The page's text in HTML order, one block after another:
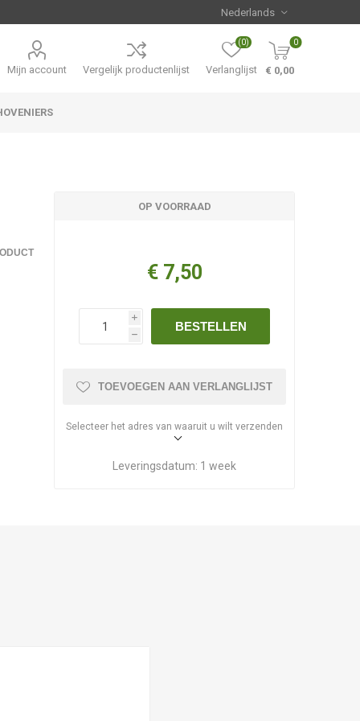
Mijn account Vergelijk productenlijst Verlanglijst
(0) 0
€ 0,00
OP VOORRAAD
€ 7,50
i
h
BESTELLEN
TOEVOEGEN AAN VERLANGLIJST
Selecteer het adres van waaruit u wilt verzenden
Leveringsdatum: 1 week